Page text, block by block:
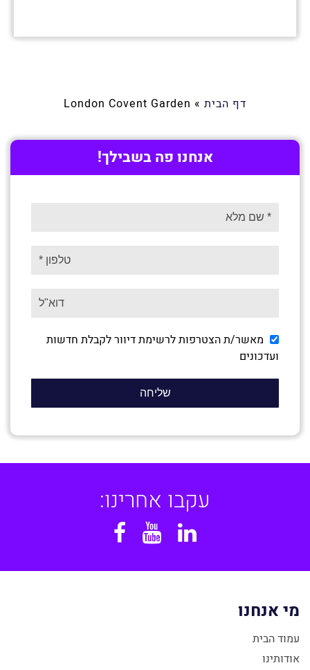
דף הבית »
London Covent Garden
אנחנו פה בשבילך!
מאשר/ת הצטרפות לרשימת דיוור לקבלת חדשות
ועדכונים
עקבו אחרינו:
Linkedin
YouTube
מי אנחנו
עמוד הבית
אודותינו